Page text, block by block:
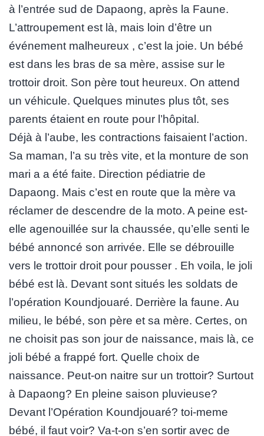
à l’entrée sud de Dapaong, après la Faune.
L’attroupement est là, mais loin d’être un
événement malheureux , c’est la joie. Un bébé
est dans les bras de sa mère, assise sur le
trottoir droit. Son père tout heureux. On attend
un véhicule. Quelques minutes plus tôt, ses
parents étaient en route pour l’hôpital.
Déjà à l’aube, les contractions faisaient l’action.
Sa maman, l’a su très vite, et la monture de son
mari a a été faite. Direction pédiatrie de
Dapaong. Mais c’est en route que la mère va
réclamer de descendre de la moto. A peine est-
elle agenouillée sur la chaussée, qu’elle senti le
bébé annoncé son arrivée. Elle se débrouille
vers le trottoir droit pour pousser . Eh voila, le joli
bébé est là. Devant sont situés les soldats de
l’opération Koundjouaré. Derrière la faune. Au
milieu, le bébé, son père et sa mère. Certes, on
ne choisit pas son jour de naissance, mais là, ce
joli bébé a frappé fort. Quelle choix de
naissance. Peut-on naitre sur un trottoir? Surtout
à Dapaong? En pleine saison pluvieuse?
Devant l’Opération Koundjouaré? toi-meme
bébé, il faut voir? Va-t-on s’en sortir avec de